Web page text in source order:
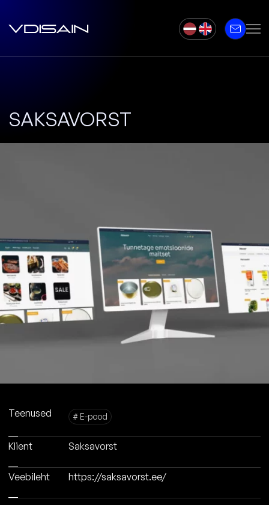
SAKSAVORST
Teenused # E-pood
Klient Saksavorst
Veebileht https://saksavorst.ee/